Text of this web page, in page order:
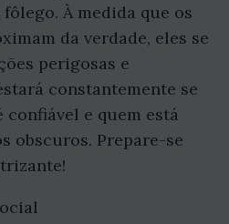
À medida que os
da verdade, eles se
perigosas e
constantemente se
e quem está
obscuros. Prepare-se